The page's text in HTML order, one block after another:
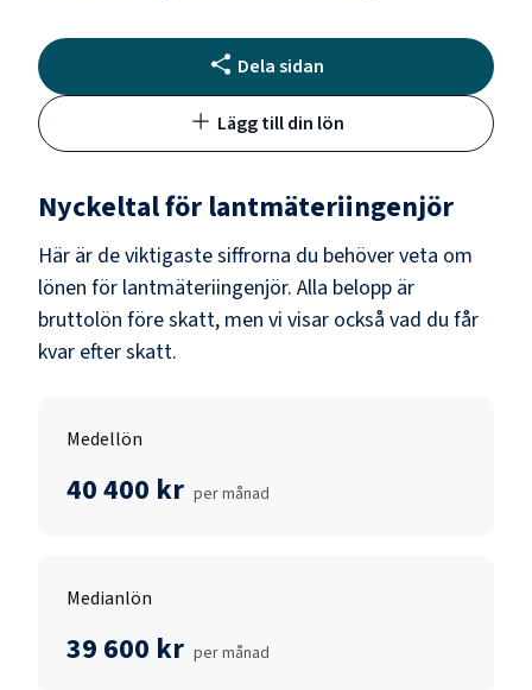
Dela sidan
Lägg till din lön
Nyckeltal för lantmäteriingenjör
Här är de viktigaste siffrorna du behöver veta om
lönen för lantmäteriingenjör. Alla belopp är
bruttolön före skatt, men vi visar också vad du får
kvar efter skatt.
Medellön
40 400 kr per månad
Medianlön
39 600 kr per månad